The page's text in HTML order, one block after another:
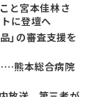
と宮本佳林さ
に登壇へ
」の審査支援を
熊本総合病院